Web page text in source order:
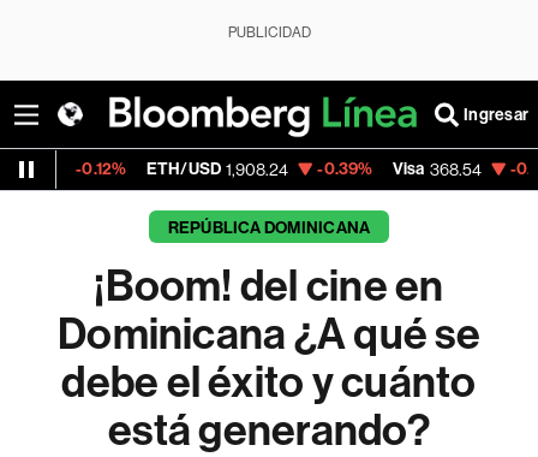
PUBLICIDAD
Ingresar
ETH/USD 1,908.24 -0.39% Visa 368.54 -0.28%
REPÚBLICA DOMINICANA
¡Boom! del cine en
Dominicana ¿A qué se
debe el éxito y cuánto
está generando?